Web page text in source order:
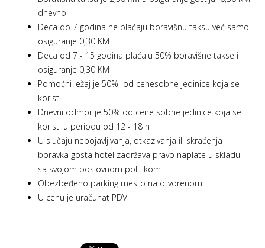
dnevno
Deca do 7 godina ne plaćaju boravišnu taksu već samo
osiguranje 0,30 KM
Deca od 7 - 15 godina plaćaju 50% boravišne takse i
osiguranje 0,30 KM
Pomoćni ležaj je 50% od cenesobne jedinice koja se
koristi
Dnevni odmor je 50% od cene sobne jedinice koja se
koristi u periodu od 12 - 18 h
U slučaju nepojavljivanja, otkazivanja ili skraćenja
boravka gosta hotel zadržava pravo naplate u skladu
sa svojom poslovnom politikom
Obezbeđeno parking mesto na otvorenom
U cenu je uračunat PDV